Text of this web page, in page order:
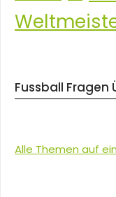
Fussball Fragen
Alle Themen auf